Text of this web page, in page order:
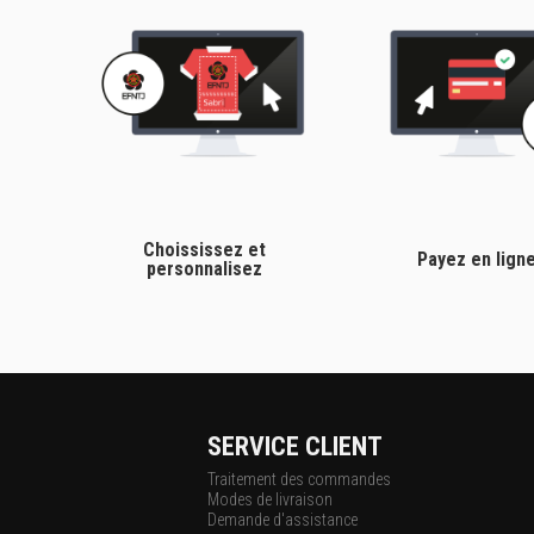
Choississez et
personnalisez
Payez en
SERVICE CLIENT
Traitement des commandes
Modes de livraison
Demande d'assistance